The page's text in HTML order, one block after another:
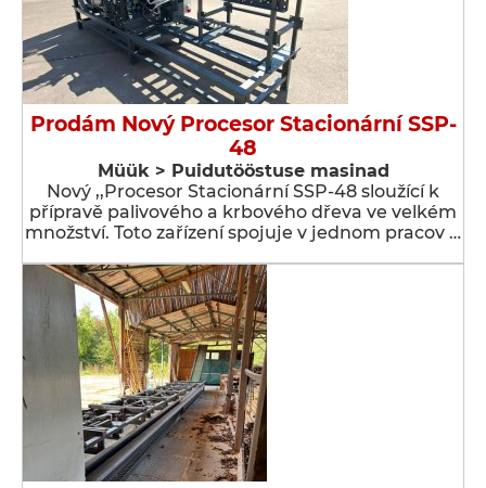
Prodám Nový Procesor Stacionární SSP-
48
Müük > Puidutööstuse masinad
Nový ,,Procesor Stacionární SSP-48 sloužící k
přípravě palivového a krbového dřeva ve velkém
množství. Toto zařízení spojuje v jednom pracov …